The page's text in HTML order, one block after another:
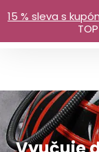
15 % sleva s